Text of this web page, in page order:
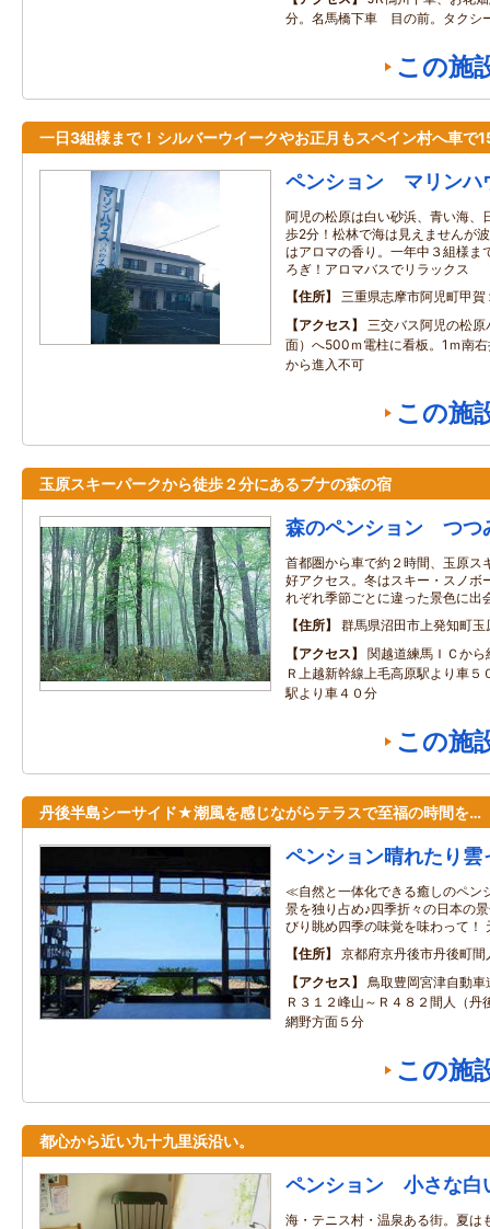
分。名馬橋下車 目の前。タクシ
この施
一日3組様まで！シルバーウイークやお正月もスペイン村へ車で
ペンション マリン
阿児の松原は白い砂浜、青い海、
歩2分！松林で海は見えませんが
はアロマの香り。一年中３組様ま
ろぎ！アロマバスでリラックス
住所
三重県志摩市阿児町甲賀
アクセス
三交バス阿児の松
面）へ500ｍ電柱に看板。1ｍ南
から進入不可
この施
玉原スキーパークから徒歩２分にあるブナの森の宿
森のペンション つつ
首都圏から車で約２時間、玉原ス
好アクセス。冬はスキー・スノボ
れぞれ季節ごとに違った景色に出
住所
群馬県沼田市上発知町玉
アクセス
関越道練馬ＩＣか
Ｒ上越新幹線上毛高原駅より車５
駅より車４０分
この施
丹後半島シーサイド★潮風を感じながらテラスで至福の時間を…
ペンション晴れたり雲
≪自然と一体化できる癒しのペン
景を独り占め♪四季折々の日本の
びり眺め四季の味覚を味わって！
住所
京都府京丹後市丹後町間
アクセス
鳥取豊岡宮津自動
Ｒ３１２峰山～Ｒ４８２間人（丹
網野方面５分
この施
都心から近い九十九里浜沿い。
ペンション 小さな白
海・テニス村・温泉ある街。夏は